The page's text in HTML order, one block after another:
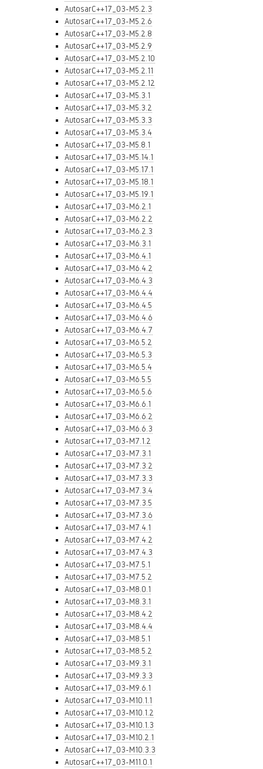
AutosarC++17_03-M5.2.3
AutosarC++17_03-M5.2.6
AutosarC++17_03-M5.2.8
AutosarC++17_03-M5.2.9
AutosarC++17_03-M5.2.10
AutosarC++17_03-M5.2.11
AutosarC++17_03-M5.2.12
AutosarC++17_03-M5.3.1
AutosarC++17_03-M5.3.2
AutosarC++17_03-M5.3.3
AutosarC++17_03-M5.3.4
AutosarC++17_03-M5.8.1
AutosarC++17_03-M5.14.1
AutosarC++17_03-M5.17.1
AutosarC++17_03-M5.18.1
AutosarC++17_03-M5.19.1
AutosarC++17_03-M6.2.1
AutosarC++17_03-M6.2.2
AutosarC++17_03-M6.2.3
AutosarC++17_03-M6.3.1
AutosarC++17_03-M6.4.1
AutosarC++17_03-M6.4.2
AutosarC++17_03-M6.4.3
AutosarC++17_03-M6.4.4
AutosarC++17_03-M6.4.5
AutosarC++17_03-M6.4.6
AutosarC++17_03-M6.4.7
AutosarC++17_03-M6.5.2
AutosarC++17_03-M6.5.3
AutosarC++17_03-M6.5.4
AutosarC++17_03-M6.5.5
AutosarC++17_03-M6.5.6
AutosarC++17_03-M6.6.1
AutosarC++17_03-M6.6.2
AutosarC++17_03-M6.6.3
AutosarC++17_03-M7.1.2
AutosarC++17_03-M7.3.1
AutosarC++17_03-M7.3.2
AutosarC++17_03-M7.3.3
AutosarC++17_03-M7.3.4
AutosarC++17_03-M7.3.5
AutosarC++17_03-M7.3.6
AutosarC++17_03-M7.4.1
AutosarC++17_03-M7.4.2
AutosarC++17_03-M7.4.3
AutosarC++17_03-M7.5.1
AutosarC++17_03-M7.5.2
AutosarC++17_03-M8.0.1
AutosarC++17_03-M8.3.1
AutosarC++17_03-M8.4.2
AutosarC++17_03-M8.4.4
AutosarC++17_03-M8.5.1
AutosarC++17_03-M8.5.2
AutosarC++17_03-M9.3.1
AutosarC++17_03-M9.3.3
AutosarC++17_03-M9.6.1
AutosarC++17_03-M10.1.1
AutosarC++17_03-M10.1.2
AutosarC++17_03-M10.1.3
AutosarC++17_03-M10.2.1
AutosarC++17_03-M10.3.3
AutosarC++17_03-M11.0.1